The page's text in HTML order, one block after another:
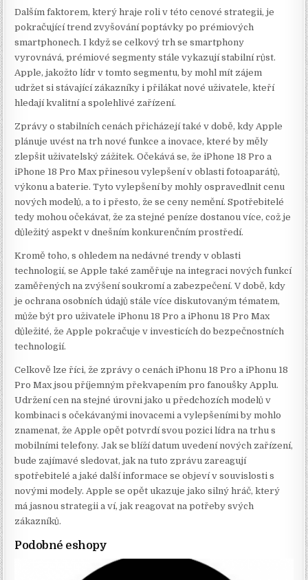
Dalším faktorem, který hraje roli v této cenové strategii, je
pokračující trend zvyšování poptávky po prémiových
smartphonech. I když se celkový trh se smartphony
vyrovnává, prémiové segmenty stále vykazují stabilní růst.
Apple, jakožto lídr v tomto segmentu, by mohl mít zájem
udržet si stávající zákazníky i přilákat nové uživatele, kteří
hledají kvalitní a spolehlivé zařízení.
Zprávy o stabilních cenách přicházejí také v době, kdy Apple
plánuje uvést na trh nové funkce a inovace, které by měly
zlepšit uživatelský zážitek. Očekává se, že iPhone 18 Pro a
iPhone 18 Pro Max přinesou vylepšení v oblasti fotoaparátů,
výkonu a baterie. Tyto vylepšení by mohly ospravedlnit cenu
nových modelů, a to i přesto, že se ceny nemění. Spotřebitelé
tedy mohou očekávat, že za stejné peníze dostanou více, což je
důležitý aspekt v dnešním konkurenčním prostředí.
Kromě toho, s ohledem na nedávné trendy v oblasti
technologií, se Apple také zaměřuje na integraci nových funkcí
zaměřených na zvýšení soukromí a zabezpečení. V době, kdy
je ochrana osobních údajů stále více diskutovaným tématem,
může být pro uživatele iPhonu 18 Pro a iPhonu 18 Pro Max
důležité, že Apple pokračuje v investicích do bezpečnostních
technologií.
Celkově lze říci, že zprávy o cenách iPhonu 18 Pro a iPhonu 18
Pro Max jsou příjemným překvapením pro fanoušky Applu.
Udržení cen na stejné úrovni jako u předchozích modelů v
kombinaci s očekávanými inovacemi a vylepšeními by mohlo
znamenat, že Apple opět potvrdí svou pozici lídra na trhu s
mobilními telefony. Jak se blíží datum uvedení nových zařízení,
bude zajímavé sledovat, jak na tuto zprávu zareagují
spotřebitelé a jaké další informace se objeví v souvislosti s
novými modely. Apple se opět ukazuje jako silný hráč, který
má jasnou strategii a ví, jak reagovat na potřeby svých
zákazníků.
Podobné eshopy